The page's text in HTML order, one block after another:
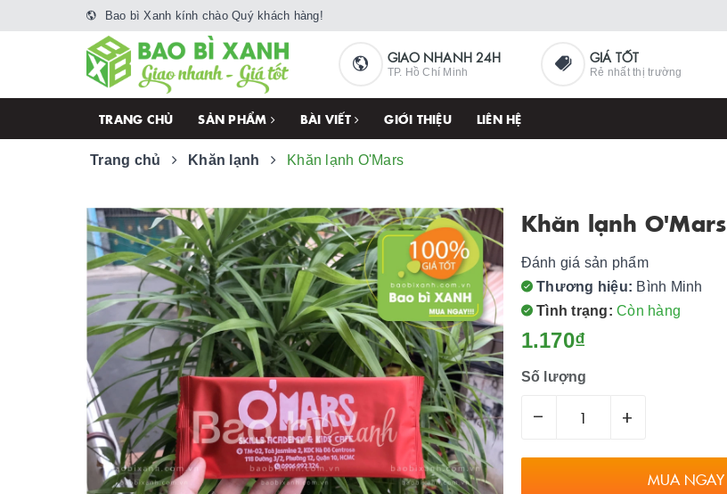
Bao bì Xanh kính chào Quý khách hàng!
GIAO NHANH 24H
TP. Hồ Chí Minh
GIÁ TỐT
Rẻ nhất thị trường
TRANG CHỦ SẢN PHẨM BÀI VIẾT GIỚI THIỆU LIÊN HỆ
Trang chủ Khăn lạnh Khăn lạnh O'Mars
Khăn lạnh O'Mars
Đánh giá sản phẩm
Thương hiệu: Bình Minh
Tình trạng: Còn hàng
1.170₫
Số lượng
– +
MUA NGAY